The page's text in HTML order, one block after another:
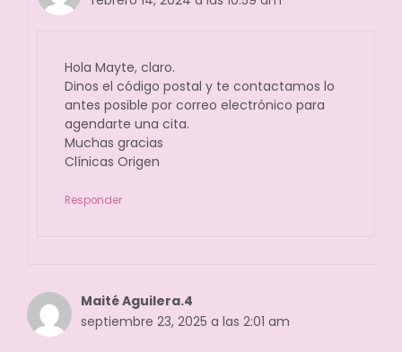
Hola Mayte, claro.
Dinos el código postal y te contactamos lo
antes posible por correo electrónico para
agendarte una cita.
Muchas gracias
Clínicas Origen
Responder
Maité Aguilera.4
septiembre 23, 2025 a las 2:01 am